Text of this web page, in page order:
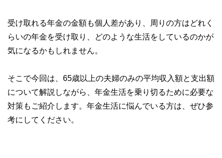
受け取れる年金の金額も個人差があり、周りの方はどれく
らいの年金を受け取り、どのような生活をしているのかが
気になるかもしれません。
そこで今回は、65歳以上の夫婦のみの平均収入額と支出額
について解説しながら、年金生活を乗り切るために必要な
対策もご紹介します。年金生活に悩んでいる方は、ぜひ参
考にしてください。